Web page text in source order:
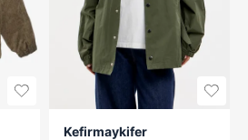
Kefirmaykifer